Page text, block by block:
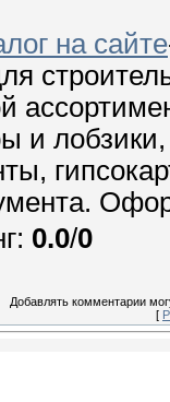
на сайте
и
: 0.0/0
Добавлять комментарии
[